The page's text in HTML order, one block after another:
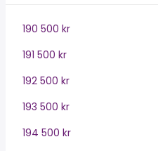
190 500 kr
191 500 kr
192 500 kr
193 500 kr
194 500 kr